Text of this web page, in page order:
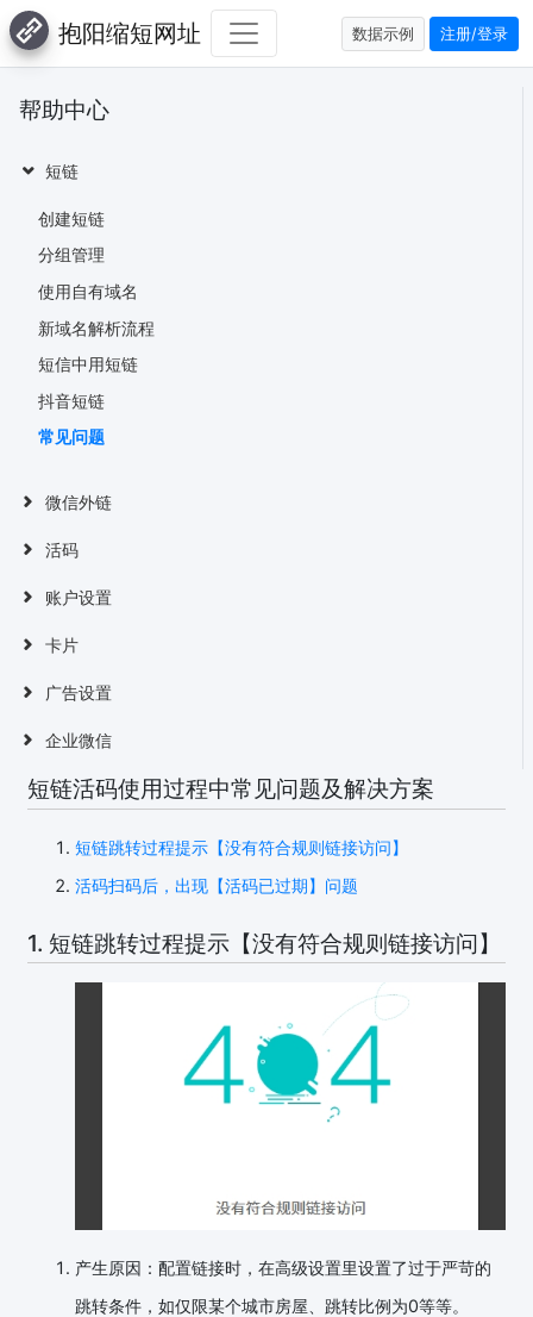
抱阳缩短网址 数据示例 注册/登录
帮助中心
短链
创建短链
分组管理
使用自有域名
新域名解析流程
短信中用短链
抖音短链
常见问题
微信外链
活码
账户设置
卡片
广告设置
企业微信
短链活码使用过程中常见问题及解决方案
短链跳转过程提示【没有符合规则链接访问】
活码扫码后，出现【活码已过期】问题
1. 短链跳转过程提示【没有符合规则链接访问】
产生原因：配置链接时，在高级设置里设置了过于严苛的
跳转条件，如仅限某个城市房屋、跳转比例为0等等。